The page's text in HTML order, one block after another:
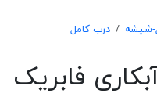
شیشه
درب کامل
فابریک